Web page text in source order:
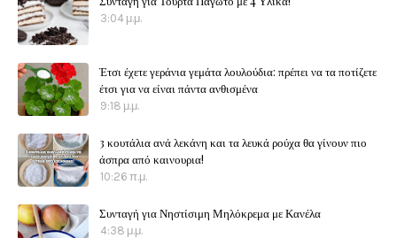
3:04 μ.μ.
Έτσι έχετε γεράνια γεμάτα λουλούδια: πρέπει να τα ποτίζετε
έτσι για να είναι πάντα ανθισμένα
9:18 μ.μ.
3 κουτάλια ανά λεκάνη και τα λευκά ρούχα θα γίνουν πιο
άσπρα από καινουρια!
10:26 π.μ.
Συνταγή για Νηστίσιμη Μηλόκρεμα με Κανέλα
4:38 μ.μ.